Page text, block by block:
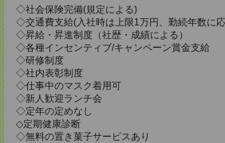
◇社会保険完備(規定による)
◇交通費支給(入社時は上限1万円、勤続年数に
◇昇給・昇進制度（社歴・成績による）
◇各種インセンティブ/キャンペーン賞金支給
◇研修制度
◇社内表彰制度
◇仕事中のマスク着用可
◇新人歓迎ランチ会
◇定年の定めなし
◇定期健康診断
◇無料の置き菓子サービスあり